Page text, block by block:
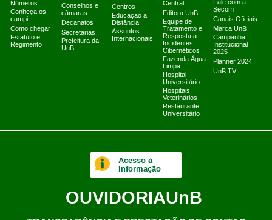
Números
Conheça os
campi
Como chegar
Estatuto e
Regimento
Conselhos e
câmaras
Decanatos
Secretarias
Prefeitura da
UnB
Centros
Educação a
Distância
Assuntos
Internacionais
Central
Editora UnB
Equipe de
Tratamento e
Resposta a
Incidentes
Cibernéticos
Fazenda Água
Limpa
Hospital
Universitário
Hospitais
Veterinários
Restaurante
Universitário
Fale com a
Secom
Canais Oficiais
Marca UnB
Campanha
Institucional
2025
Planner 2024
UnB TV
Acesso à
Informação
OUVIDORIAUnB